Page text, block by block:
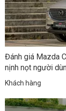
Đánh giá Mazda
nịnh nọt người
Khách hàng